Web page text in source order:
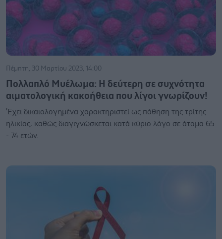
Πέμπτη, 30 Μαρτίου 2023, 14:00
Πολλαπλό Μυέλωμα: Η δεύτερη σε συχνότητα
αιματολογική κακοήθεια που λίγοι γνωρίζουν!
'Εχει δικαιολογημένα χαρακτηριστεί ως πάθηση της τρίτης
ηλικίας, καθώς διαγιγνώσκεται κατά κύριο λόγο σε άτομα 65
- 74 ετών.